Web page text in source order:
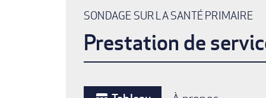
Fil
d'Ariane
SONDAGE SUR LA SANTÉ PRIMAIRE
Prestation de